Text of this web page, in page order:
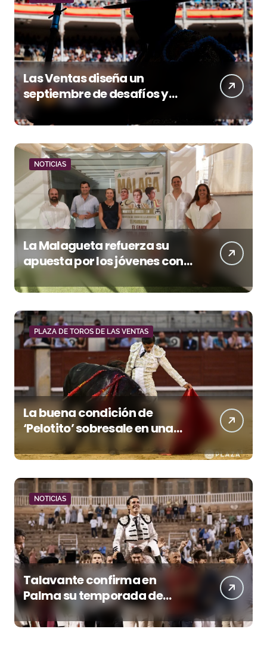
Las Ventas diseña un
septiembre de desafíos y
variedad ganadera
NOTICIAS
La Malagueta refuerza su
apuesta por los jóvenes con
entradas desde un euro
PLAZA DE TOROS DE LAS VENTAS
La buena condición de
‘Pelotito’ sobresale en una
noche gris en Las Ventas
NOTICIAS
Talavante confirma en
Palma su temporada de
figura y el palco niega el
premio a Roca Rey